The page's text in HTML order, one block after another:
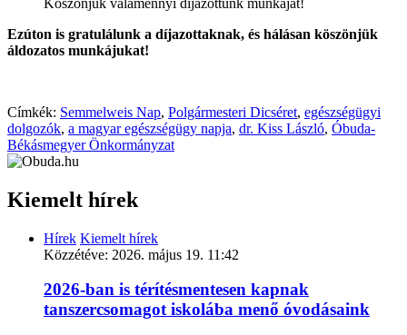
Ezúton is gratulálunk a díjazottaknak, és hálásan köszönjük
áldozatos munkájukat!
Címkék: Semmelweis Nap, Polgármesteri Dicséret, egészségügyi
dolgozók, a magyar egészségügy napja, dr. Kiss László, Óbuda-
Békásmegyer Önkormányzat
Kiemelt hírek
Hírek Kiemelt hírek
Közzétéve: 2026. május 19. 11:42
2026-ban is térítésmentesen kapnak
tanszercsomagot iskolába menő óvodásaink